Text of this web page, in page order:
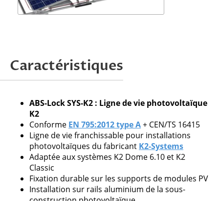
demandes issues de professionnels.
Veuillez
laisser
champ
vide.
Caractéristiques
ABS-Lock SYS-K2 : Ligne de vie photovoltaïque
K2
Conforme EN 795:2012 type A+ CEN/TS 16415
Ligne de vie franchissable pour installations
photovoltaïques du fabricant K2-Systems
Adaptée aux systèmes K2 Dome 6.10 et K2
Classic
Fixation durable sur les supports de modules PV
Installation sur rails aluminium de la sous-